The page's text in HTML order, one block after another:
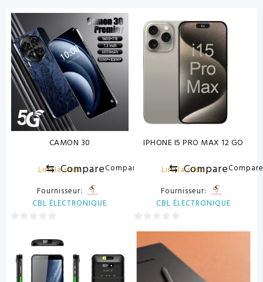
CAMON 30
Lire la suite
⇆ CompareCompare
Fournisseur:
CBL ÉLECTRONIQUE
IPHONE I5 PRO MAX 12 GO
Lire la suite
⇆ Compare
Fournisseur:
CBL ÉLECTRONIQUE